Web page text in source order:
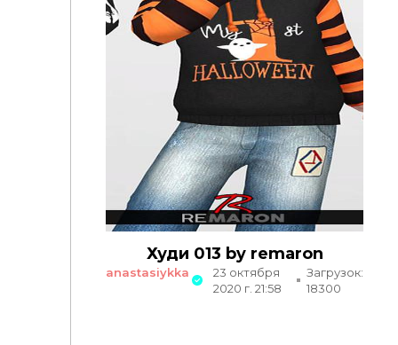
Худи 013 by remaron
anastasiykka
23 октября
2020 г. 21:58
Загрузок:
18300